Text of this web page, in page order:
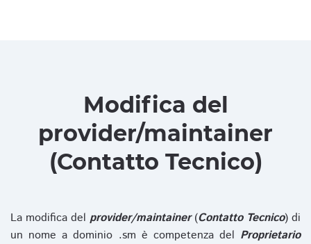
Modifica del
provider/maintainer
(Contatto Tecnico)
La modifica del provider/maintainer(Contatto Tecnico) di
un nome a dominio .sm è competenza del Proprietario